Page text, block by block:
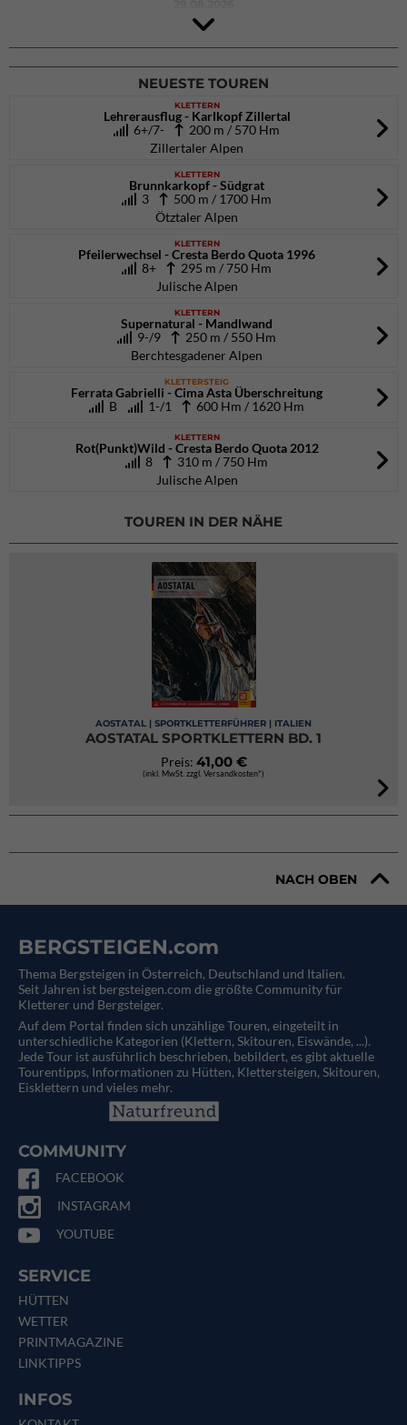
Rock Master Arco
Arco (IT)
02.10.2026bis 04.10.2026
NEUESTE TOUREN
KLETTERN
Lehrerausflug - Karlkopf Zillertal
6+/7-
200 m / 570 Hm
Zillertaler Alpen
KLETTERN
Brunnkarkopf - Südgrat
3
500 m / 1700 Hm
Ötztaler Alpen
KLETTERN
Pfeilerwechsel - Cresta Berdo Quota 1996
8+
295 m / 750 Hm
Julische Alpen
KLETTERN
Supernatural - Mandlwand
9-/9
250 m / 550 Hm
Berchtesgadener Alpen
KLETTERSTEIG
Ferrata Gabrielli - Cima Asta Überschreitung
B
1-/1 600 Hm / 1620 Hm
KLETTERN
Rot(Punkt)Wild - Cresta Berdo Quota 2012
8
310 m / 750 Hm
Julische Alpen
TOUREN IN DER NÄHE
AOSTATAL | SPORTKLETTERFÜHRER | ITALIEN
AOSTATAL SPORTKLETTERN BD. 1
Preis: 41,00 €
(inkl. MwSt. zzgl. Versandkosten*)
NACH OBEN
BERGSTEIGEN.com
Thema Bergsteigen in Österreich, Deutschland und Italien.
Seit Jahren ist bergsteigen.com die größte Community für
Kletterer und Bergsteiger.
Auf dem Portal finden sich unzählige Touren, eingeteilt in
unterschiedliche Kategorien (Klettern, Skitouren, Eiswände, ...).
Jede Tour ist ausführlich beschrieben, bebildert, es gibt aktuelle
Tourentipps, Informationen zu Hütten, Klettersteigen, Skitouren,
Eisklettern und vieles mehr.
COMMUNITY
FACEBOOK
INSTAGRAM
YOUTUBE
SERVICE
HÜTTEN
WETTER
PRINTMAGAZINE
LINKTIPPS
INFOS